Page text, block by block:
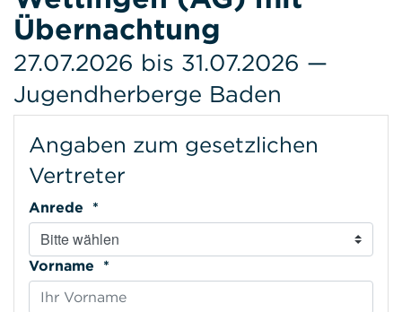
Übernachtung
27.07.2026 bis 31.07.2026 —
Jugendherberge Baden
Angaben zum gesetzlichen
Vertreter
Anrede *
Vorname *